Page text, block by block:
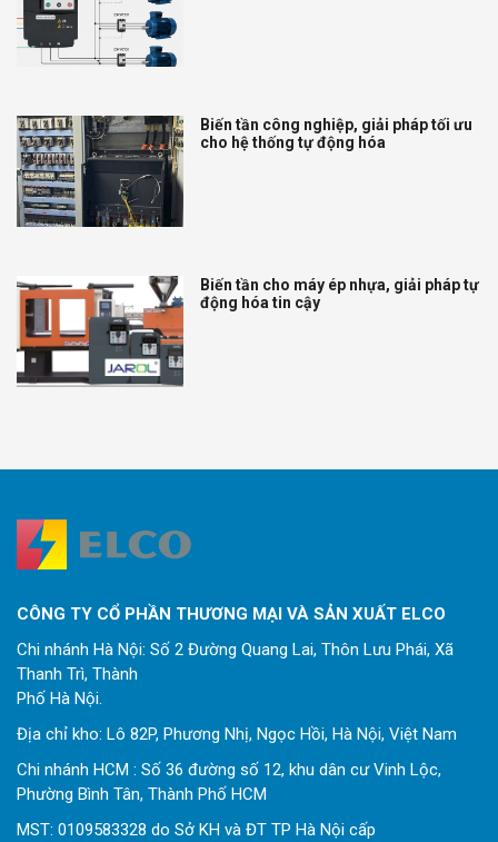
Biến tần công nghiệp, giải pháp tối ưu
cho hệ thống tự động hóa
Biến tần cho máy ép nhựa, giải pháp tự
động hóa tin cậy
CÔNG TY CỔ PHẦN THƯƠNG MẠI VÀ SẢN XUẤT ELCO
Chi nhánh Hà Nội: Số 2 Đường Quang Lai, Thôn Lưu Phái, Xã
Thanh Trì, Thành
Phố Hà Nội.
Địa chỉ kho: Lô 82P, Phương Nhị, Ngọc Hồi, Hà Nội, Việt Nam
Chi nhánh HCM : Số 36 đường số 12, khu dân cư Vinh Lộc,
Phường Bình Tân, Thành Phố HCM
MST: 0109583328 do Sở KH và ĐT TP Hà Nội cấp